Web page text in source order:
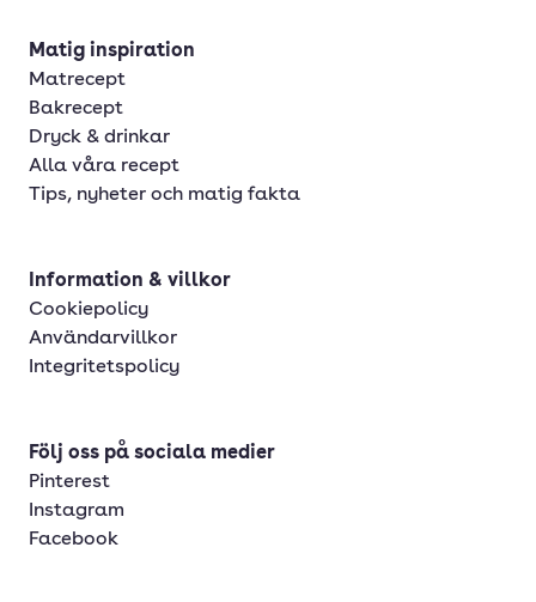
Matig inspiration
Matrecept
Bakrecept
Dryck & drinkar
Alla våra recept
Tips, nyheter och matig fakta
Information & villkor
Cookiepolicy
Användarvillkor
Integritetspolicy
Följ oss på sociala medier
Pinterest
Instagram
Facebook